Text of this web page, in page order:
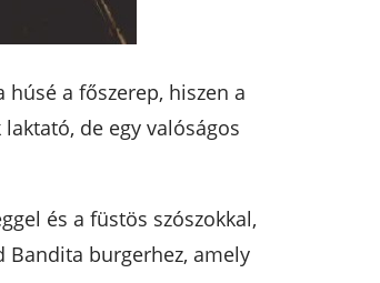
a főszerep, hiszen a
de egy valóságos
és a füstös szószokkal,
Bandita burgerhez, amely